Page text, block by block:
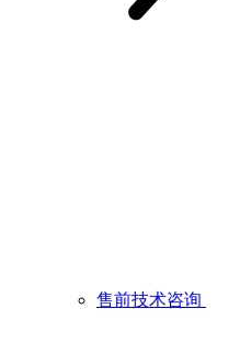
售前技术咨询